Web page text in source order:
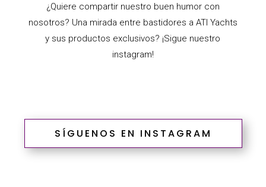
¿Quiere compartir nuestro buen humor con
nosotros? Una mirada entre bastidores a ATI Yachts
y sus productos exclusivos? ¡Sigue nuestro
instagram!
SÍGUENOS EN INSTAGRAM